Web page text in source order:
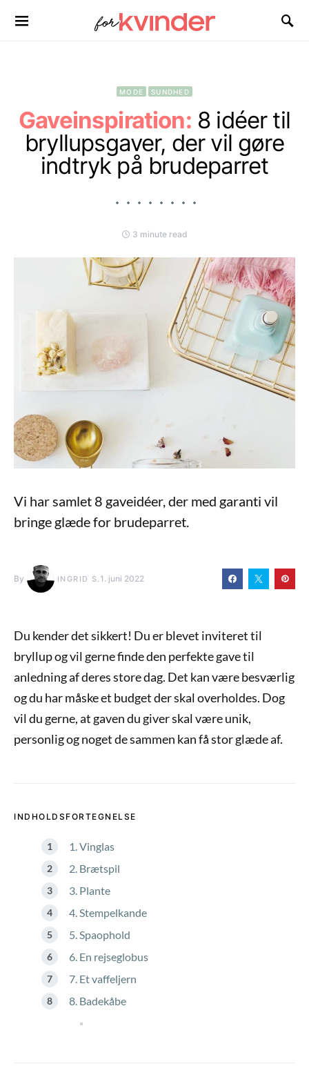
Search for:
MODE SUNDHED
Gaveinspiration: 8 idéer til
bryllupsgaver, der vil gøre
indtryk på brudeparret
3 minute read
Vi har samlet 8 gaveidéer, der med garanti vil
bringe glæde for brudeparret.
By INGRID S. 1. juni 2022
Du kender det sikkert! Du er blevet inviteret til
bryllup og vil gerne finde den perfekte gave til
anledning af deres store dag. Det kan være besværlig
og du har måske et budget der skal overholdes. Dog
vil du gerne, at gaven du giver skal være unik,
personlig og noget de sammen kan få stor glæde af.
INDHOLDSFORTEGNELSE
1. Vinglas
2. Brætspil
3. Plante
4. Stempelkande
5. Spaophold
6. En rejseglobus
7. Et vaffeljern
8. Badekåbe